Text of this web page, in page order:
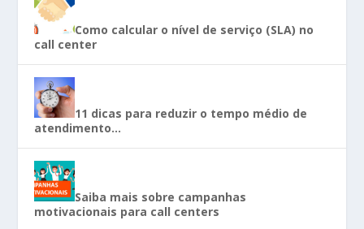
Como calcular o nível de serviço (SLA) no
call center
11 dicas para reduzir o tempo médio de
atendimento…
Saiba mais sobre campanhas
motivacionais para call centers